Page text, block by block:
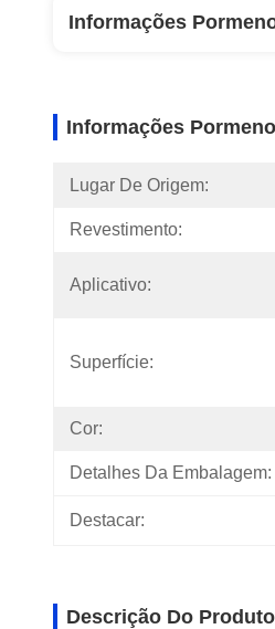
Informações
Informações
Lugar De Origem:
Revestimento:
Aplicativo:
Superfície:
Cor:
Detalhes Da Embalagem:
Destacar:
Descrição Do Produto